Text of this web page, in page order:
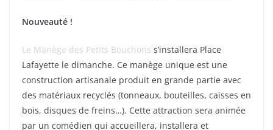
Nouveauté !
Le Manège des Petits Bouchons s’installera Place
Lafayette le dimanche. Ce manège unique est une
construction artisanale produit en grande partie avec
des matériaux recyclés (tonneaux, bouteilles, caisses en
bois, disques de freins…). Cette attraction sera animée
par un comédien qui accueillera, installera et